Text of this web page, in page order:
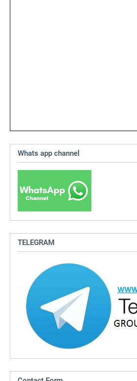
Whats app channel
TELEGRAM